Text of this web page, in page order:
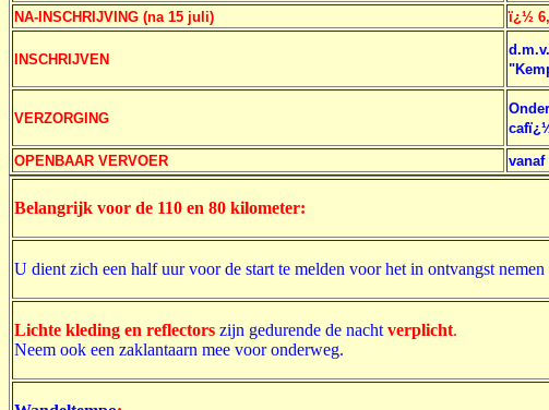
NA-INSCHRIJVING (na 15 juli)
ï¿½
INSCHRIJVEN
VERZORGING
OPENBAAR VERVOER
vanaf
Belangrijk voor de 110 en 80 kilometer:
U dient zich een half uur voor de start te melden voor het in ontvangst nemen
Lichte kleding en reflectors zijn gedurende de nacht verplicht.
Neem ook een zaklantaarn mee voor onderweg.